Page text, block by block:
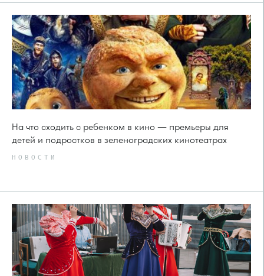
На что сходить с ребенком в кино — премьеры для
детей и подростков в зеленоградских кинотеатрах
НОВОСТИ